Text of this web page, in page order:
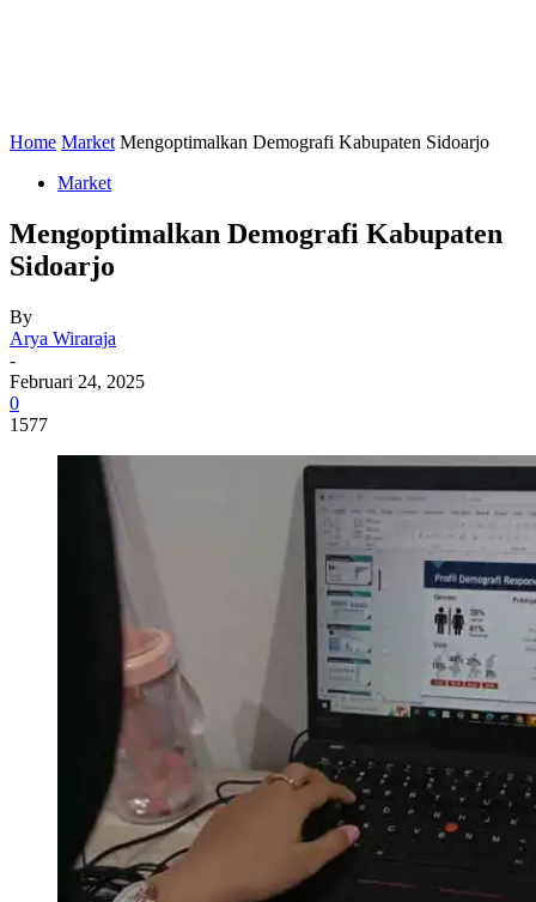
Home Market Mengoptimalkan Demografi Kabupaten Sidoarjo
Market
Mengoptimalkan Demografi Kabupaten
Sidoarjo
By
Arya Wiraraja
-
Februari 24, 2025
0
1577